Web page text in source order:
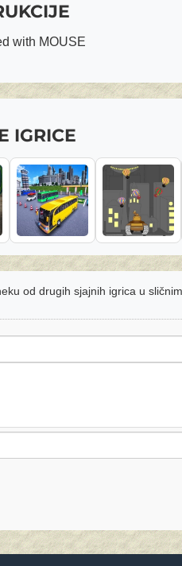
with MOUSE
IGRICE
od drugih sjajnih igrica u